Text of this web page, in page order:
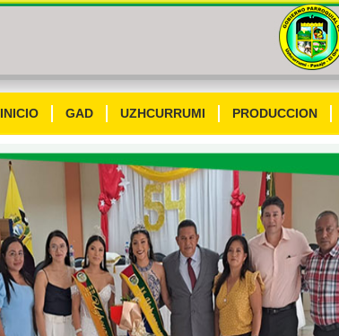
INICIO GAD UZHCURRUMI PRODUCCION